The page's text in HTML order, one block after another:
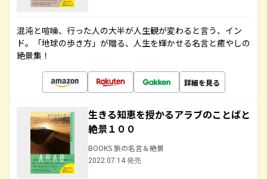
混沌と喧噪、行った人の大半が人生観が変わると言う、イン
ド。「地球の歩き方」が贈る、人生を輝かせる名言と癒やしの
絶景集！
詳細を見る
生きる知恵を授かるアラブのことばと
絶景１００
BOOKS 旅の名言＆絶景
2022.07.14 発売